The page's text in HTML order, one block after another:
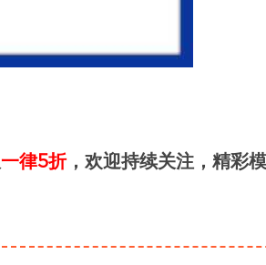
一律5折，欢迎持续关注，精彩